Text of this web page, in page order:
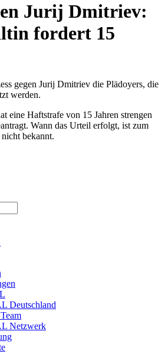
Jurij Dmitriev:
fordert 15
gegen Jurij Dmitriev die Plädoyers, die
werden.
eine Haftstrafe von 15 Jahren strengen
Wann das Urteil erfolgt, ist zum
bekannt.
Deutschland
Netzwerk